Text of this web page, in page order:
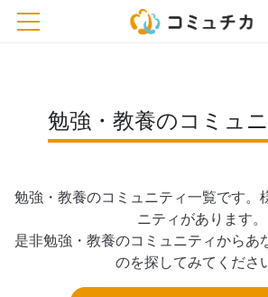
toggle navigation
トップ > コミュニティ一覧 > 勉強・教養の
勉強・教養のコミュ
勉強・教養のコミュニティ一覧です。
ニティがあります。
是非勉強・教養のコミュニティからあ
のを探してみてくださ